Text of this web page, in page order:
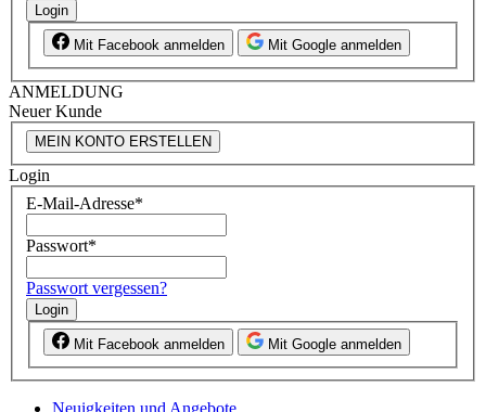
Login
Mit Facebook anmelden Mit Google anmelden
ANMELDUNG
Neuer Kunde
MEIN KONTO ERSTELLEN
Login
E-Mail-Adresse*
Passwort*
Passwort vergessen?
Login
Mit Facebook anmelden Mit Google anmelden
Neuigkeiten und Angebote